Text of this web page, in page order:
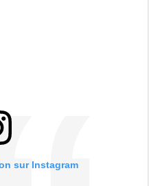
sur Instagram